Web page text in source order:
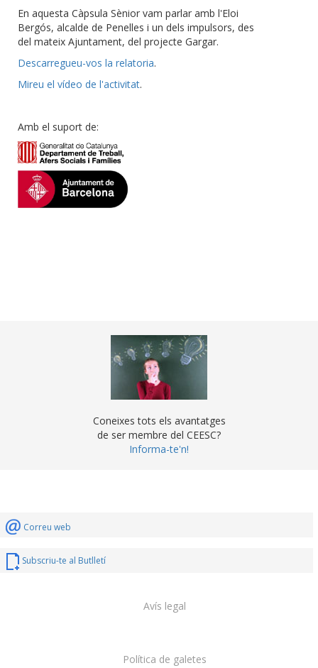
En aquesta Càpsula Sènior vam parlar amb l'Eloi
Bergós, alcalde de Penelles i un dels impulsors, des
del mateix Ajuntament, del projecte Gargar.
Descarregueu-vos la relatoria.
Mireu el vídeo de l'activitat.
Amb el suport de:
Coneixes tots els avantatges
de ser membre del CEESC?
Informa-te'n!
Correu web
Subscriu-te al Butlletí
Política de galetes
Avís legal